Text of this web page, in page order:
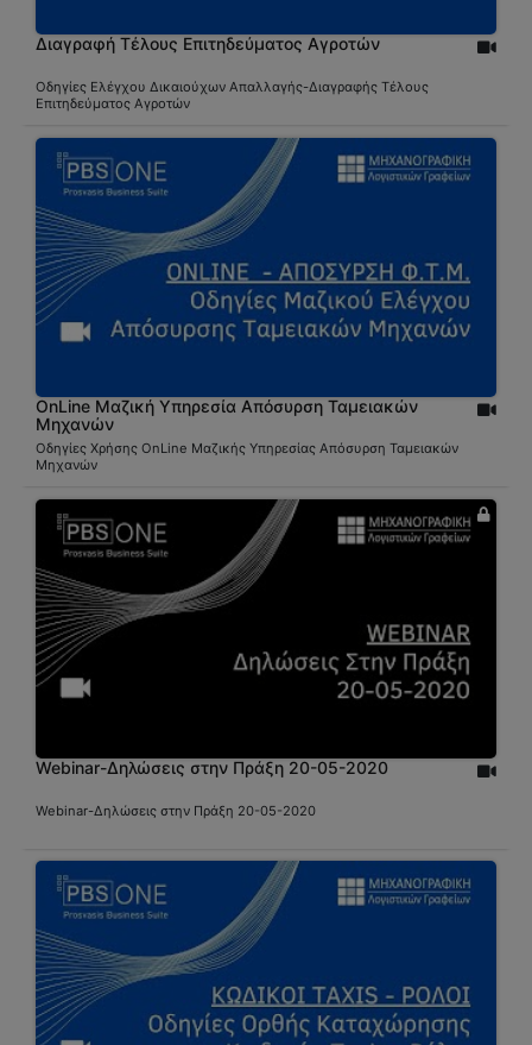
Διαγραφή Τέλους Επιτηδεύματος Αγροτών
Οδηγίες Ελέγχου Δικαιούχων Απαλλαγής-Διαγραφής Τέλους
Επιτηδεύματος Αγροτών
OnLine Μαζική Υπηρεσία Απόσυρση Ταμειακών
Μηχανών
Οδηγίες Χρήσης OnLine Μαζικής Υπηρεσίας Απόσυρση Ταμειακών
Μηχανών
Webinar-Δηλώσεις στην Πράξη 20-05-2020
Webinar-Δηλώσεις στην Πράξη 20-05-2020